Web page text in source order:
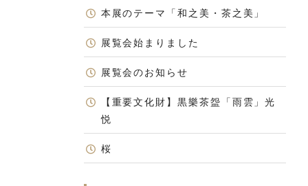
本展のテーマ「和之美・茶之美」
展覧会始まりました
展覧会のお知らせ
【重要文化財】黒樂茶盌「雨雲」光
悦
桜